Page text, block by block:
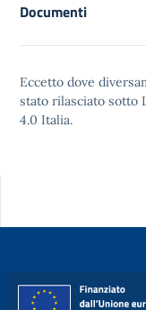
Documenti
Eccetto dove
stato rilasciato sotto
4.0 Italia.